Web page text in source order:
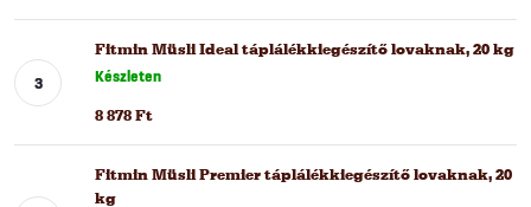
Fitmin Müsli Ideal táplálékkiegészítő lovaknak, 20 kg
Készleten
8 878 Ft
Fitmin Müsli Premier táplálékkiegészítő lovaknak, 20
kg